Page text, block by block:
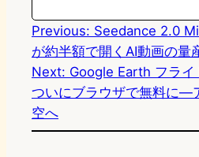
Previous: Seedance 2.0
が約半額で開くAI動画の量
Next: Google Earth フライ
ついにブラウザで無料に—
空へ